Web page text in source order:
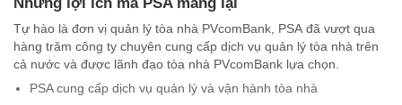
Tự hào là đơn vị quản lý tòa nhà PVcomBank, PSA đã vượt qua
hàng trăm công ty chuyên cung cấp dịch vụ quản lý tòa nhà trên
cả nước và được lãnh đạo tòa nhà PVcomBank lựa chọn.
PSA cung cấp dịch vụ quản lý và vận hành tòa nhà